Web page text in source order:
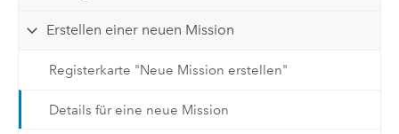
Erstellen einer neuen Mission
Registerkarte "Neue Mission erstellen"
Details für eine neue Mission